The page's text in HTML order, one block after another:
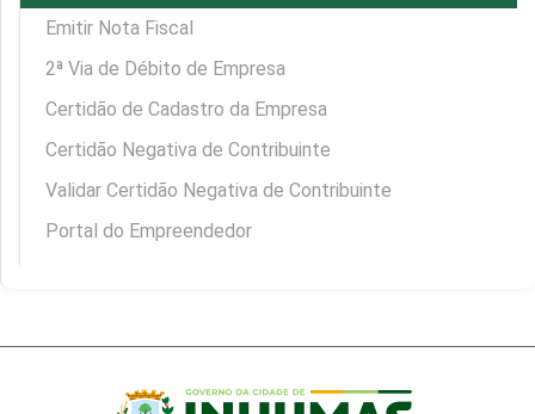
Emitir Nota Fiscal
2ª Via de Débito de Empresa
Certidão de Cadastro da Empresa
Certidão Negativa de Contribuinte
Validar Certidão Negativa de Contribuinte
Portal do Empreendedor